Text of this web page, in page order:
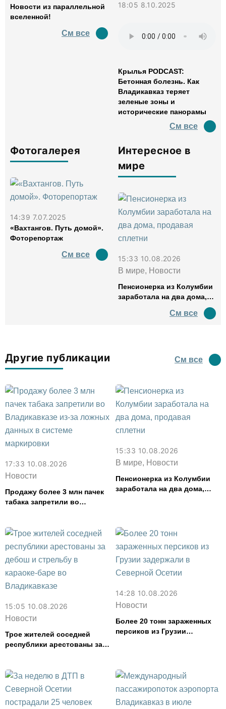
Новости из параллельной
вселенной!
См все
18:05 8.10.2025
Крылья PODCAST:
Бетонная болезнь. Как
Владикавказ теряет
зеленые зоны и
исторические панорамы
См все
Фотогалерея
14:39 7.07.2025
«Вахтангов. Путь домой».
Фоторепортаж
См все
Интересное в
мире
15:33 10.08.2026
В мире, Новости
Пенсионерка из Колумбии
заработала на два дома,
См все
Другие публикации См все
17:33 10.08.2026
Новости
Продажу более 3 млн пачек
табака запретили во
маркировки
15:33 10.08.2026
В мире, Новости
Пенсионерка из Колумбии
заработала на два дома,
15:05 10.08.2026
Новости
Трое жителей соседней
республики арестованы за
14:28 10.08.2026
Новости
Более 20 тонн зараженных
персиков из Грузии